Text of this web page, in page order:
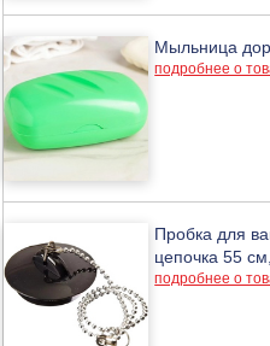
Мыльница
подробнее о
Пробка для
цепочка 55
подробнее о